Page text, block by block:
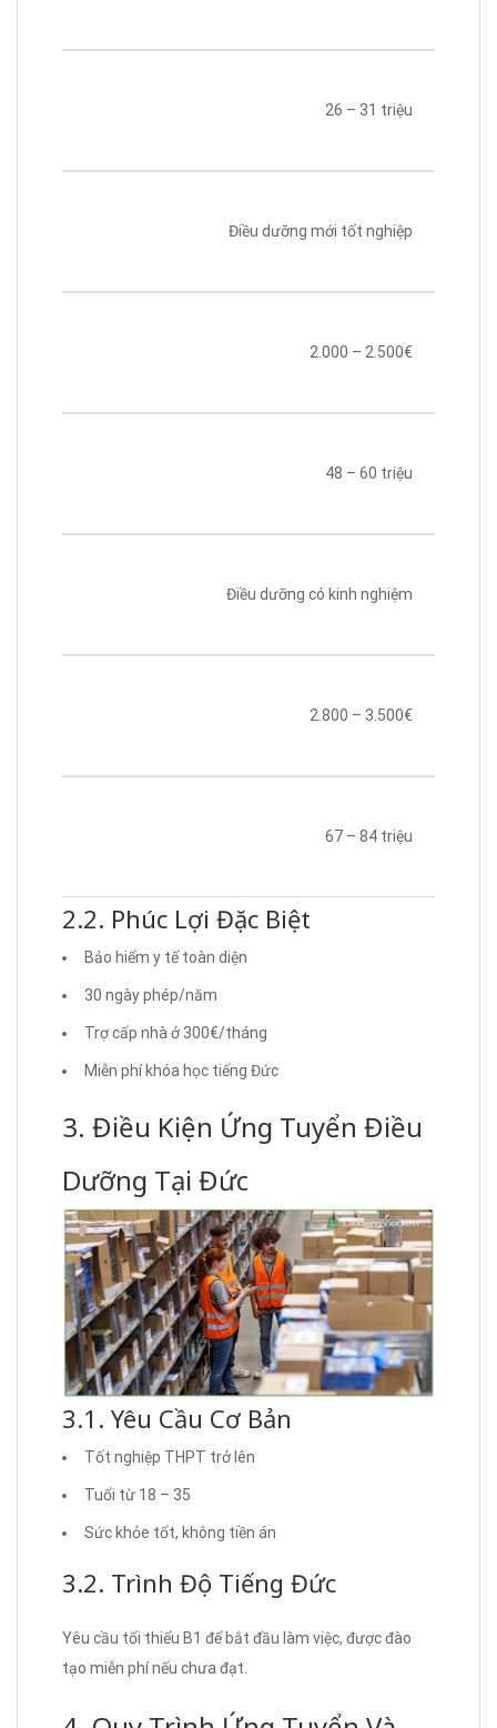
26 – 31 triệu
Điều dưỡng mới tốt nghiệp
2.000 – 2.500€
48 – 60 triệu
Điều dưỡng có kinh nghiệm
2.800 – 3.500€
67 – 84 triệu
2.2. Phúc Lợi Đặc Biệt
Bảo hiểm y tế toàn diện
30 ngày phép/năm
Trợ cấp nhà ở 300€/tháng
Miễn phí khóa học tiếng Đức
3. Điều Kiện Ứng Tuyển Điều
Dưỡng Tại Đức
3.1. Yêu Cầu Cơ Bản
Tốt nghiệp THPT trở lên
Tuổi từ 18 – 35
Sức khỏe tốt, không tiền án
3.2. Trình Độ Tiếng Đức
Yêu cầu tối thiểu B1 để bắt đầu làm việc, được đào
tạo miễn phí nếu chưa đạt.